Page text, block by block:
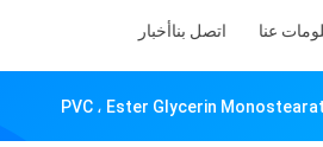
عنا اتصل بناأخبار